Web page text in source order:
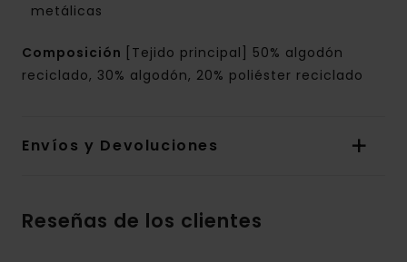
metálicas
Composición [Tejido principal] 50% algodón
reciclado, 30% algodón, 20% poliéster reciclado
Envíos y Devoluciones
Reseñas de los clientes